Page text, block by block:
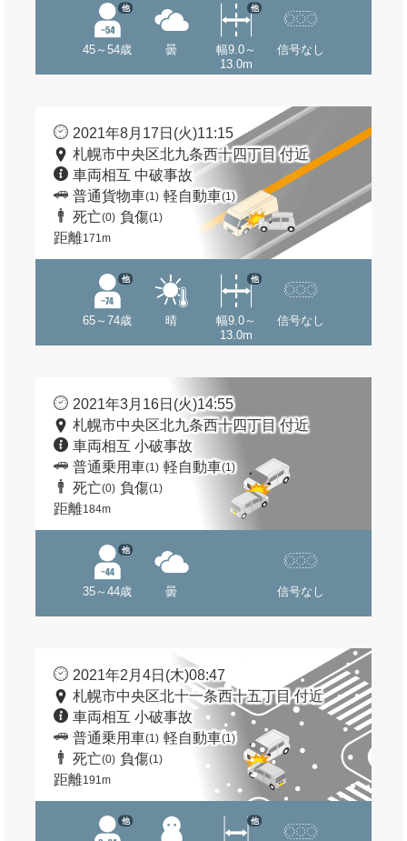
45～54歳
他
曇
幅9.0～
13.0m
他
信号なし
2021年8月17日(火)11:15
札幌市中央区北九条西十四丁目 付近
車両相互 中破事故
普通貨物車(1) 軽自動車(1)
死亡(0) 負傷(1)
距離171m
65～74歳
他
晴
幅9.0～
13.0m
他
信号なし
2021年3月16日(火)14:55
札幌市中央区北九条西十四丁目 付近
車両相互 小破事故
普通乗用車(1) 軽自動車(1)
死亡(0) 負傷(1)
距離184m
35～44歳
他
曇 信号なし
2021年2月4日(木)08:47
札幌市中央区北十一条西十五丁目 付近
車両相互 小破事故
普通乗用車(1) 軽自動車(1)
死亡(0) 負傷(1)
距離191m
他 他